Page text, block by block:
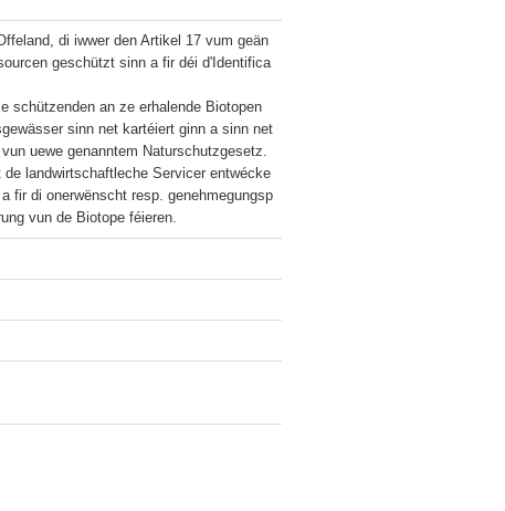
di iwwer den Artikel 17 vum geän
geschützt sinn a fir déi d'Identifica
schützenden an ze erhalende Biotopen
sinn net kartéiert ginn a sinn net
uewe genanntem Naturschutzgesetz.
landwirtschaftleche Servicer entwécke
fir di onerwënscht resp. genehmegungsp